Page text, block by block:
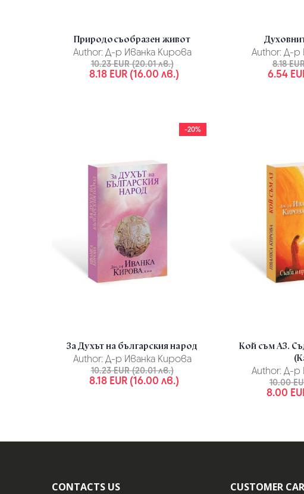
Природосъобразен живот
Author: Д-р Иванка Кирова
10.23 EUR (20.01 лв.)
8.18 EUR (16.00 лв.)
Author: Д-р
8.18
6.54
-20%
За Духът на българския народ
Author: Д-р Иванка Кирова
10.23 EUR (20.01 лв.)
8.18 EUR (16.00 лв.)
Кой съм АЗ.
Author: Д-р
10.00
8.00
CONTACTS US CUSTOMER